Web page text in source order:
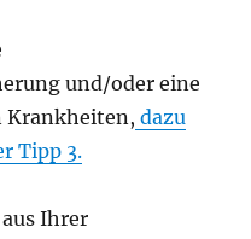
und/oder eine
Krankheiten, dazu
Tipp 3.
Ihrer